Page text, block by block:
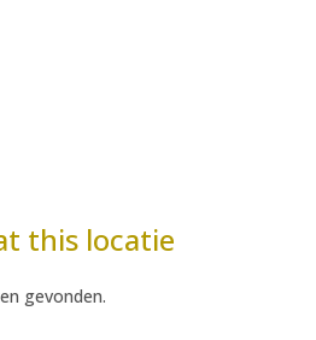
this locatie
gevonden.